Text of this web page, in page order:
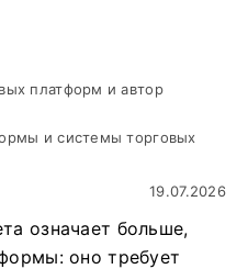
платформ и автор
и системы торговых
19.07.2026
означает больше,
оно требует